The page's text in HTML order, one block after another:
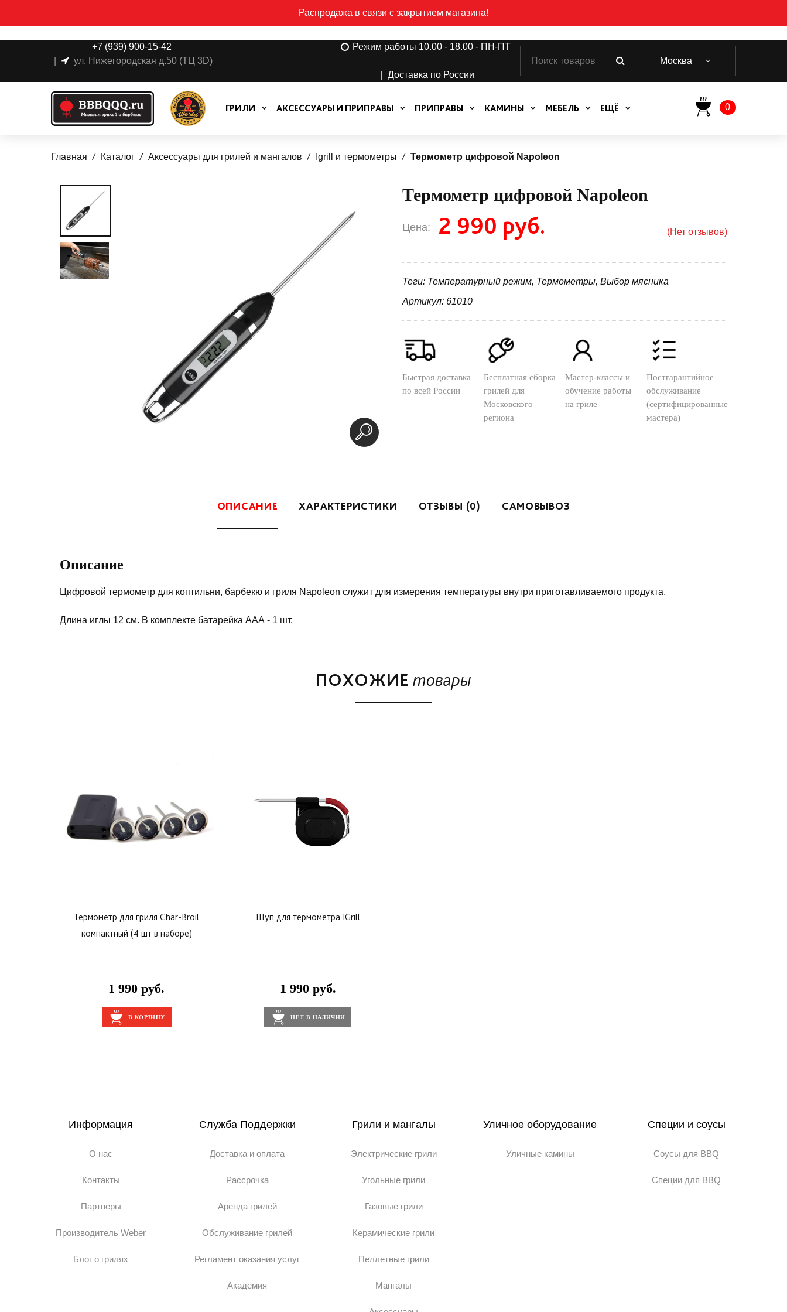
Распродажа в связи с закрытием магазина!
+7 (939) 900-15-42
ул. Нижегородская д.50 (ТЦ 3D)
Режим работы 10.00 - 18.00 - ПН-ПТ
Доставка по России
Москва
0
ГРИЛИ АКСЕССУАРЫ И ПРИПРАВЫ ПРИПРАВЫ КАМИНЫ МЕБЕЛЬ ЕЩЁ
Главная Каталог Аксессуары для грилей и мангалов Igrill и термометры Термометр цифровой Napoleon
Термометр цифровой Napoleon
Цена: 2 990 руб. (Нет отзывов)
Теги: Температурный режим, Термометры, Выбор мясника
Артикул: 61010
Быстрая доставка
по всей России
Бесплатная сборка
грилей для
Московского
региона
Мастер-классы и
обучение работы
на гриле
Постгарантийное
обслуживание
(сертифицированные
мастера)
ОПИСАНИЕ ХАРАКТЕРИСТИКИ ОТЗЫВЫ (0) САМОВЫВОЗ
Описание
Цифровой термометр для коптильни, барбекю и гриля Napoleon служит для измерения температуры внутри приготавливаемого продукта.
Длина иглы 12 см. В комплекте батарейка ААА - 1 шт.
ПОХОЖИЕ товары
Термометр для гриля Char-Broil
компактный (4 шт в наборе)
1 990 руб.
В КОРЗИНУ
Щуп для термометра IGrill
1 990 руб.
НЕТ В НАЛИЧИИ
Информация
О нас
Контакты
Партнеры
Производитель Weber
Блог о грилях
Служба Поддержки
Доставка и оплата
Рассрочка
Аренда грилей
Обслуживание грилей
Регламент оказания услуг
Академия
Грили и мангалы
Электрические грили
Угольные грили
Газовые грили
Керамические грили
Пеллетные грили
Мангалы
Уличное оборудование
Уличные камины
Специи и соусы
Соусы для BBQ
Специи для BBQ